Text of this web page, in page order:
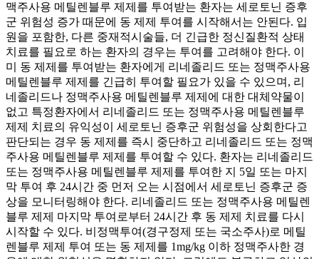
맥주사용 메틸렌블루 제제를 투여받는 환자는 세로토닌 증후
군 위험성 증가 때문에 동 제제 투여를 시작해서는 안된다. 입
원을 포함한, 다른 중재적시술들, 더 긴급한 정신질환적 상태
치료를 필요로 하는 환자의 경우는 투여를 고려해야 한다. 이
미 동 제제를 투여받는 환자에게 리네졸리드 또는 정맥주사용
메틸렌블루 제제를 긴급히 투여할 필요가 있을 수 있으며, 리
네졸리드나 정맥주사용 메틸렌블루 제제에 대한 대체약물이
없고 특정환자에서 리네졸리드 또는 정맥주사용 메틸렌블루
제제 치료의 유익성이 세로토닌 증후군 위험성을 상회한다고
판단되는 경우 동 제제를 즉시 중단하고 리네졸리드 또는 정맥
주사용 메틸렌블루 제제를 투여할 수 있다. 환자는 리네졸리드
또는 정맥주사용 메틸렌블루 제제를 투여한 지 5일 또는 마지
막 투여 후 24시간 중 먼저 오는 시점에서 세로토닌 증후군 증
상을 모니터링해야 한다. 리네졸리드 또는 정맥주사용 메틸렌
블루 제제 마지막 투여로부터 24시간 후 동 제제 치료를 다시
시작할 수 있다. 비정맥투여(경구정제 또는 국소주사)로 메틸
렌블루 제제 투여 또는 동 제제를 1mg/kg 이하 정맥주사한 경